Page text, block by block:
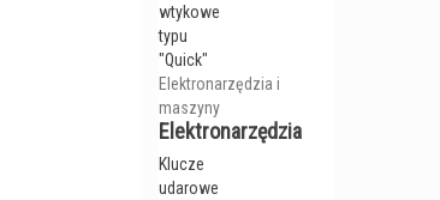
wtykowe
typu
"Quick"
Elektronarzędzia i
maszyny
Elektronarzędzia
Klucze
udarowe